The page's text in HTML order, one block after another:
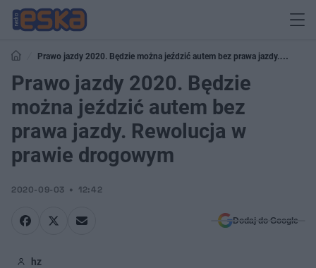
Prawo jazdy 2020. Będzie można jeździć autem bez prawa jazdy.
Rewolucja w prawie drogowym
Prawo jazdy 2020. Będzie
można jeździć autem bez
prawa jazdy. Rewolucja w
prawie drogowym
2020-09-03 12:42
Dodaj do Google
hz